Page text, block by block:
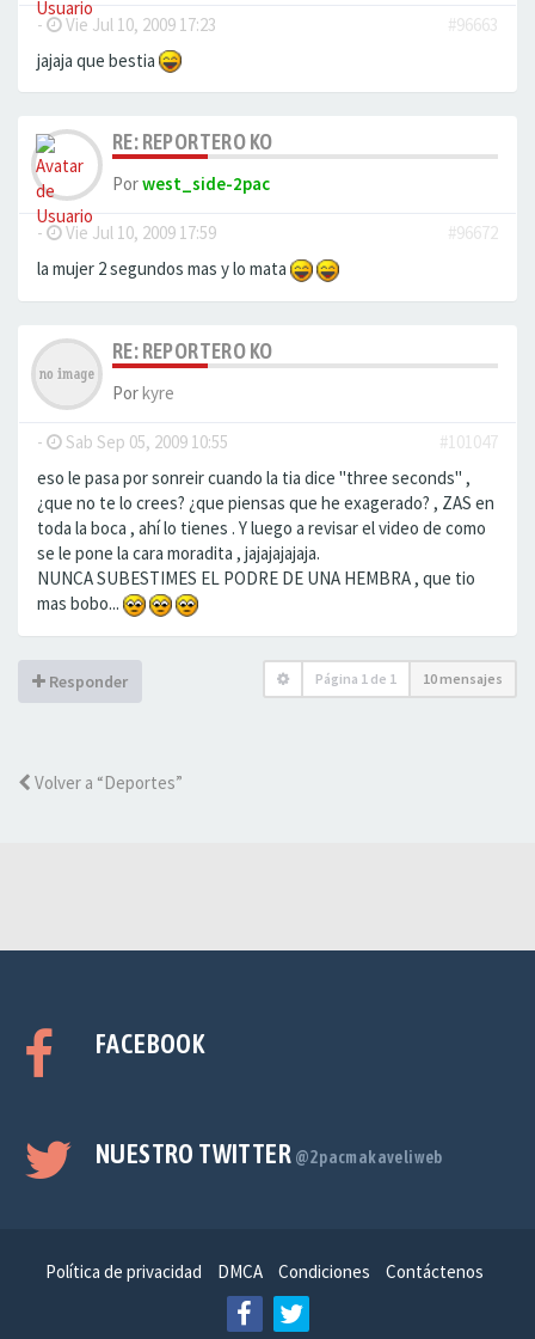
- Vie Jul 10, 2009 17:23
#96663
jajaja que bestia
RE: REPORTERO KO
Porwest_side-2pac
- Vie Jul 10, 2009 17:59
#96672
la mujer 2 segundos mas y lo mata
RE: REPORTERO KO
Porkyre
- Sab Sep 05, 2009 10:55
#101047
eso le pasa por sonreir cuando la tia dice "three seconds" ,
¿que no te lo crees? ¿que piensas que he exagerado? , ZAS en
toda la boca , ahí lo tienes . Y luego a revisar el video de como
se le pone la cara moradita , jajajajajaja.
NUNCA SUBESTIMES EL PODRE DE UNA HEMBRA , que tio
mas bobo...
Responder Página 1 de 1 10 mensajes
Volver a “Deportes”
FACEBOOK
NUESTRO TWITTER @2pacmakaveliweb
Política de privacidad DMCA Condiciones Contáctenos